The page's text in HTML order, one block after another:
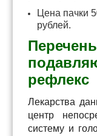
Цена пачки
рублей.
рефлекс
Лекарства
центр
систему и